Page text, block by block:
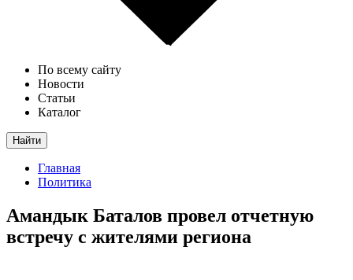
По всему сайту
Новости
Статьи
Каталог
Найти
Главная
Политика
Амандык Баталов провел отчетную
встречу с жителями региона